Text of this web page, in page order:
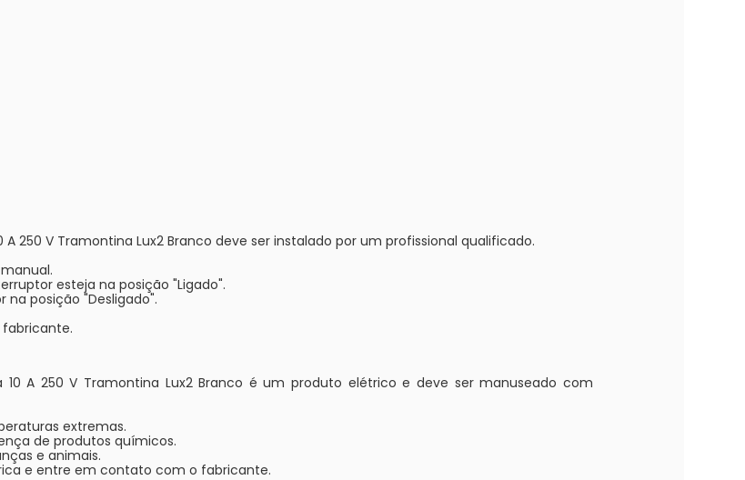
250 V Tramontina Lux2 Branco deve ser instalado por um profissional qualificado.
esteja na posição "Ligado".
na posição "Desligado".
10 A 250 V Tramontina Lux2 Branco é um produto elétrico e deve ser manuseado com
extremas.
de produtos químicos.
e animais.
e entre em contato com o fabricante.